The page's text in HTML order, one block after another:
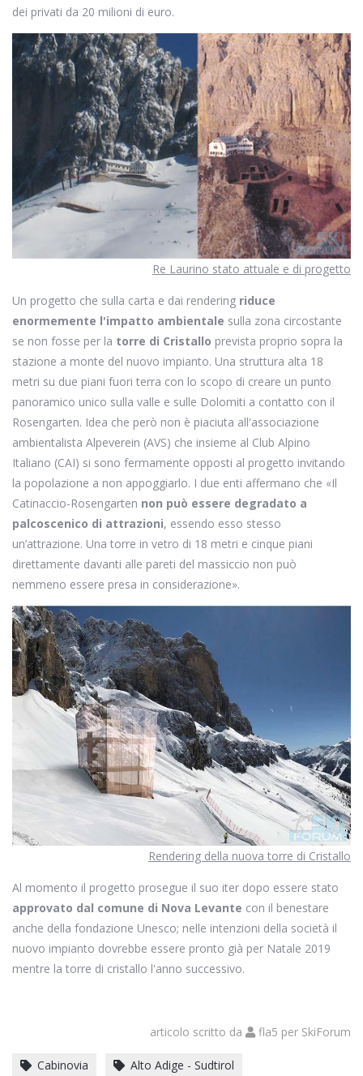
dei privati da 20 milioni di euro.
Re Laurino stato attuale e di progetto
Un progetto che sulla carta e dai rendering riduce
enormemente l'impatto ambientale sulla zona circostante
se non fosse per la torre di Cristallo prevista proprio sopra la
stazione a monte del nuovo impianto. Una struttura alta 18
metri su due piani fuori terra con lo scopo di creare un punto
panoramico unico sulla valle e sulle Dolomiti a contatto con il
Rosengarten. Idea che però non è piaciuta all'associazione
ambientalista Alpeverein (AVS) che insieme al Club Alpino
Italiano (CAI) si sono fermamente opposti al progetto invitando
la popolazione a non appoggiarlo. I due enti affermano che «Il
Catinaccio-Rosengarten non può essere degradato a
palcoscenico di attrazioni, essendo esso stesso
un’attrazione. Una torre in vetro di 18 metri e cinque piani
direttamente davanti alle pareti del massiccio non può
nemmeno essere presa in considerazione».
Rendering della nuova torre di Cristallo
Al momento il progetto prosegue il suo iter dopo essere stato
approvato dal comune di Nova Levante con il benestare
anche della fondazione Unesco; nelle intenzioni della società il
nuovo impianto dovrebbe essere pronto già per Natale 2019
mentre la torre di cristallo l'anno successivo.
articolo scritto da fla5 per SkiForum
Cabinovia Alto Adige - Sudtirol